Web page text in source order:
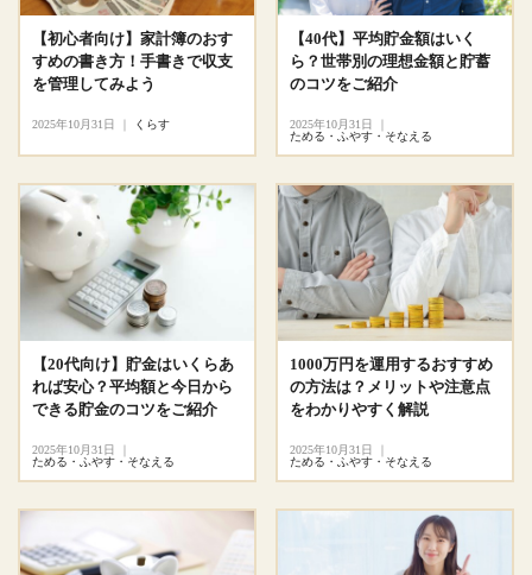
【初心者向け】家計簿のおす
すめの書き方！手書きで収支
を管理してみよう
2025年10月31日 くらす
【40代】平均貯金額はいく
ら？世帯別の理想金額と貯蓄
のコツをご紹介
2025年10月31日
ためる・ふやす・そなえる
【20代向け】貯金はいくらあ
れば安心？平均額と今日から
できる貯金のコツをご紹介
2025年10月31日
ためる・ふやす・そなえる
1000万円を運用するおすすめ
の方法は？メリットや注意点
をわかりやすく解説
2025年10月31日
ためる・ふやす・そなえる